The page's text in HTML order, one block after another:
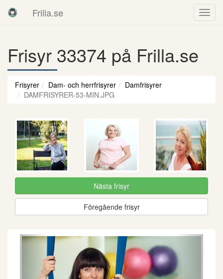
Frilla.se
Frisyr 33374 på Frilla.se
Frisyrer Dam- och herrfrisyrer
Damfrisyrer
DAMFRISYRER-53-MIN.JPG
Nästa frisyr
Föregående frisyr
Föregående